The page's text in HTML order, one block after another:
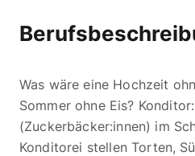
Was wäre eine Hochzeit
Sommer ohne Eis?
(Zuckerbäcker:innen) im
Konditorei stellen Torten,